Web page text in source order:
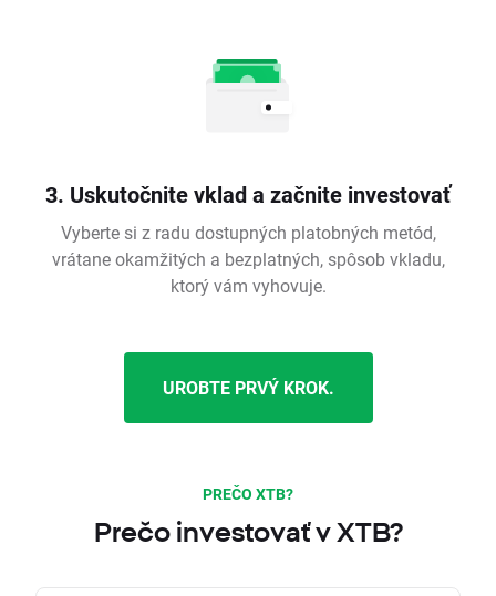
3. Uskutočnite vklad a začnite investovať
Vyberte si z radu dostupných platobných metód,
vrátane okamžitých a bezplatných, spôsob vkladu,
ktorý vám vyhovuje.
UROBTE PRVÝ KROK.
PREČO XTB?
Prečo investovať v XTB?